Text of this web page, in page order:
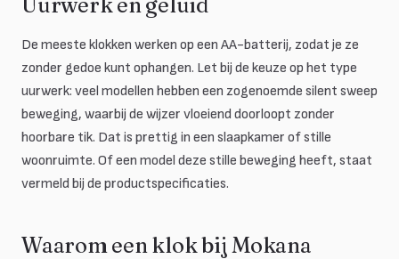
De meeste klokken werken op een AA-batterij, zodat je ze
zonder gedoe kunt ophangen. Let bij de keuze op het type
uurwerk: veel modellen hebben een zogenoemde silent sweep
beweging, waarbij de wijzer vloeiend doorloopt zonder
hoorbare tik. Dat is prettig in een slaapkamer of stille
woonruimte. Of een model deze stille beweging heeft, staat
vermeld bij de productspecificaties.
Waarom een klok bij Mokana